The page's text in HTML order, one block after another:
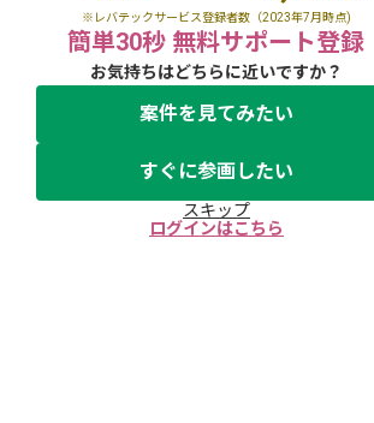
※レバテックサービス登録者数（2023年7月時点)
簡単30秒 無料サポート登録
お気持ちはどちらに近いですか？
案件を見てみたい
すぐに参画したい
スキップ
ログインはこちら